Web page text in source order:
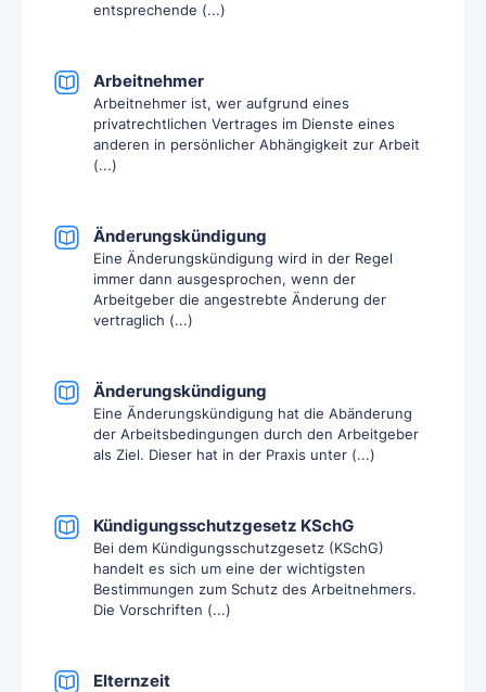
entsprechende (...)
Arbeitnehmer
Arbeitnehmer ist, wer aufgrund eines
privatrechtlichen Vertrages im Dienste eines
anderen in persönlicher Abhängigkeit zur Arbeit
(...)
Änderungskündigung
Eine Änderungskündigung wird in der Regel
immer dann ausgesprochen, wenn der
Arbeitgeber die angestrebte Änderung der
vertraglich (...)
Änderungskündigung
Eine Änderungskündigung hat die Abänderung
der Arbeitsbedingungen durch den Arbeitgeber
als Ziel. Dieser hat in der Praxis unter (...)
Kündigungsschutzgesetz KSchG
Bei dem Kündigungsschutzgesetz (KSchG)
handelt es sich um eine der wichtigsten
Bestimmungen zum Schutz des Arbeitnehmers.
Die Vorschriften (...)
Elternzeit